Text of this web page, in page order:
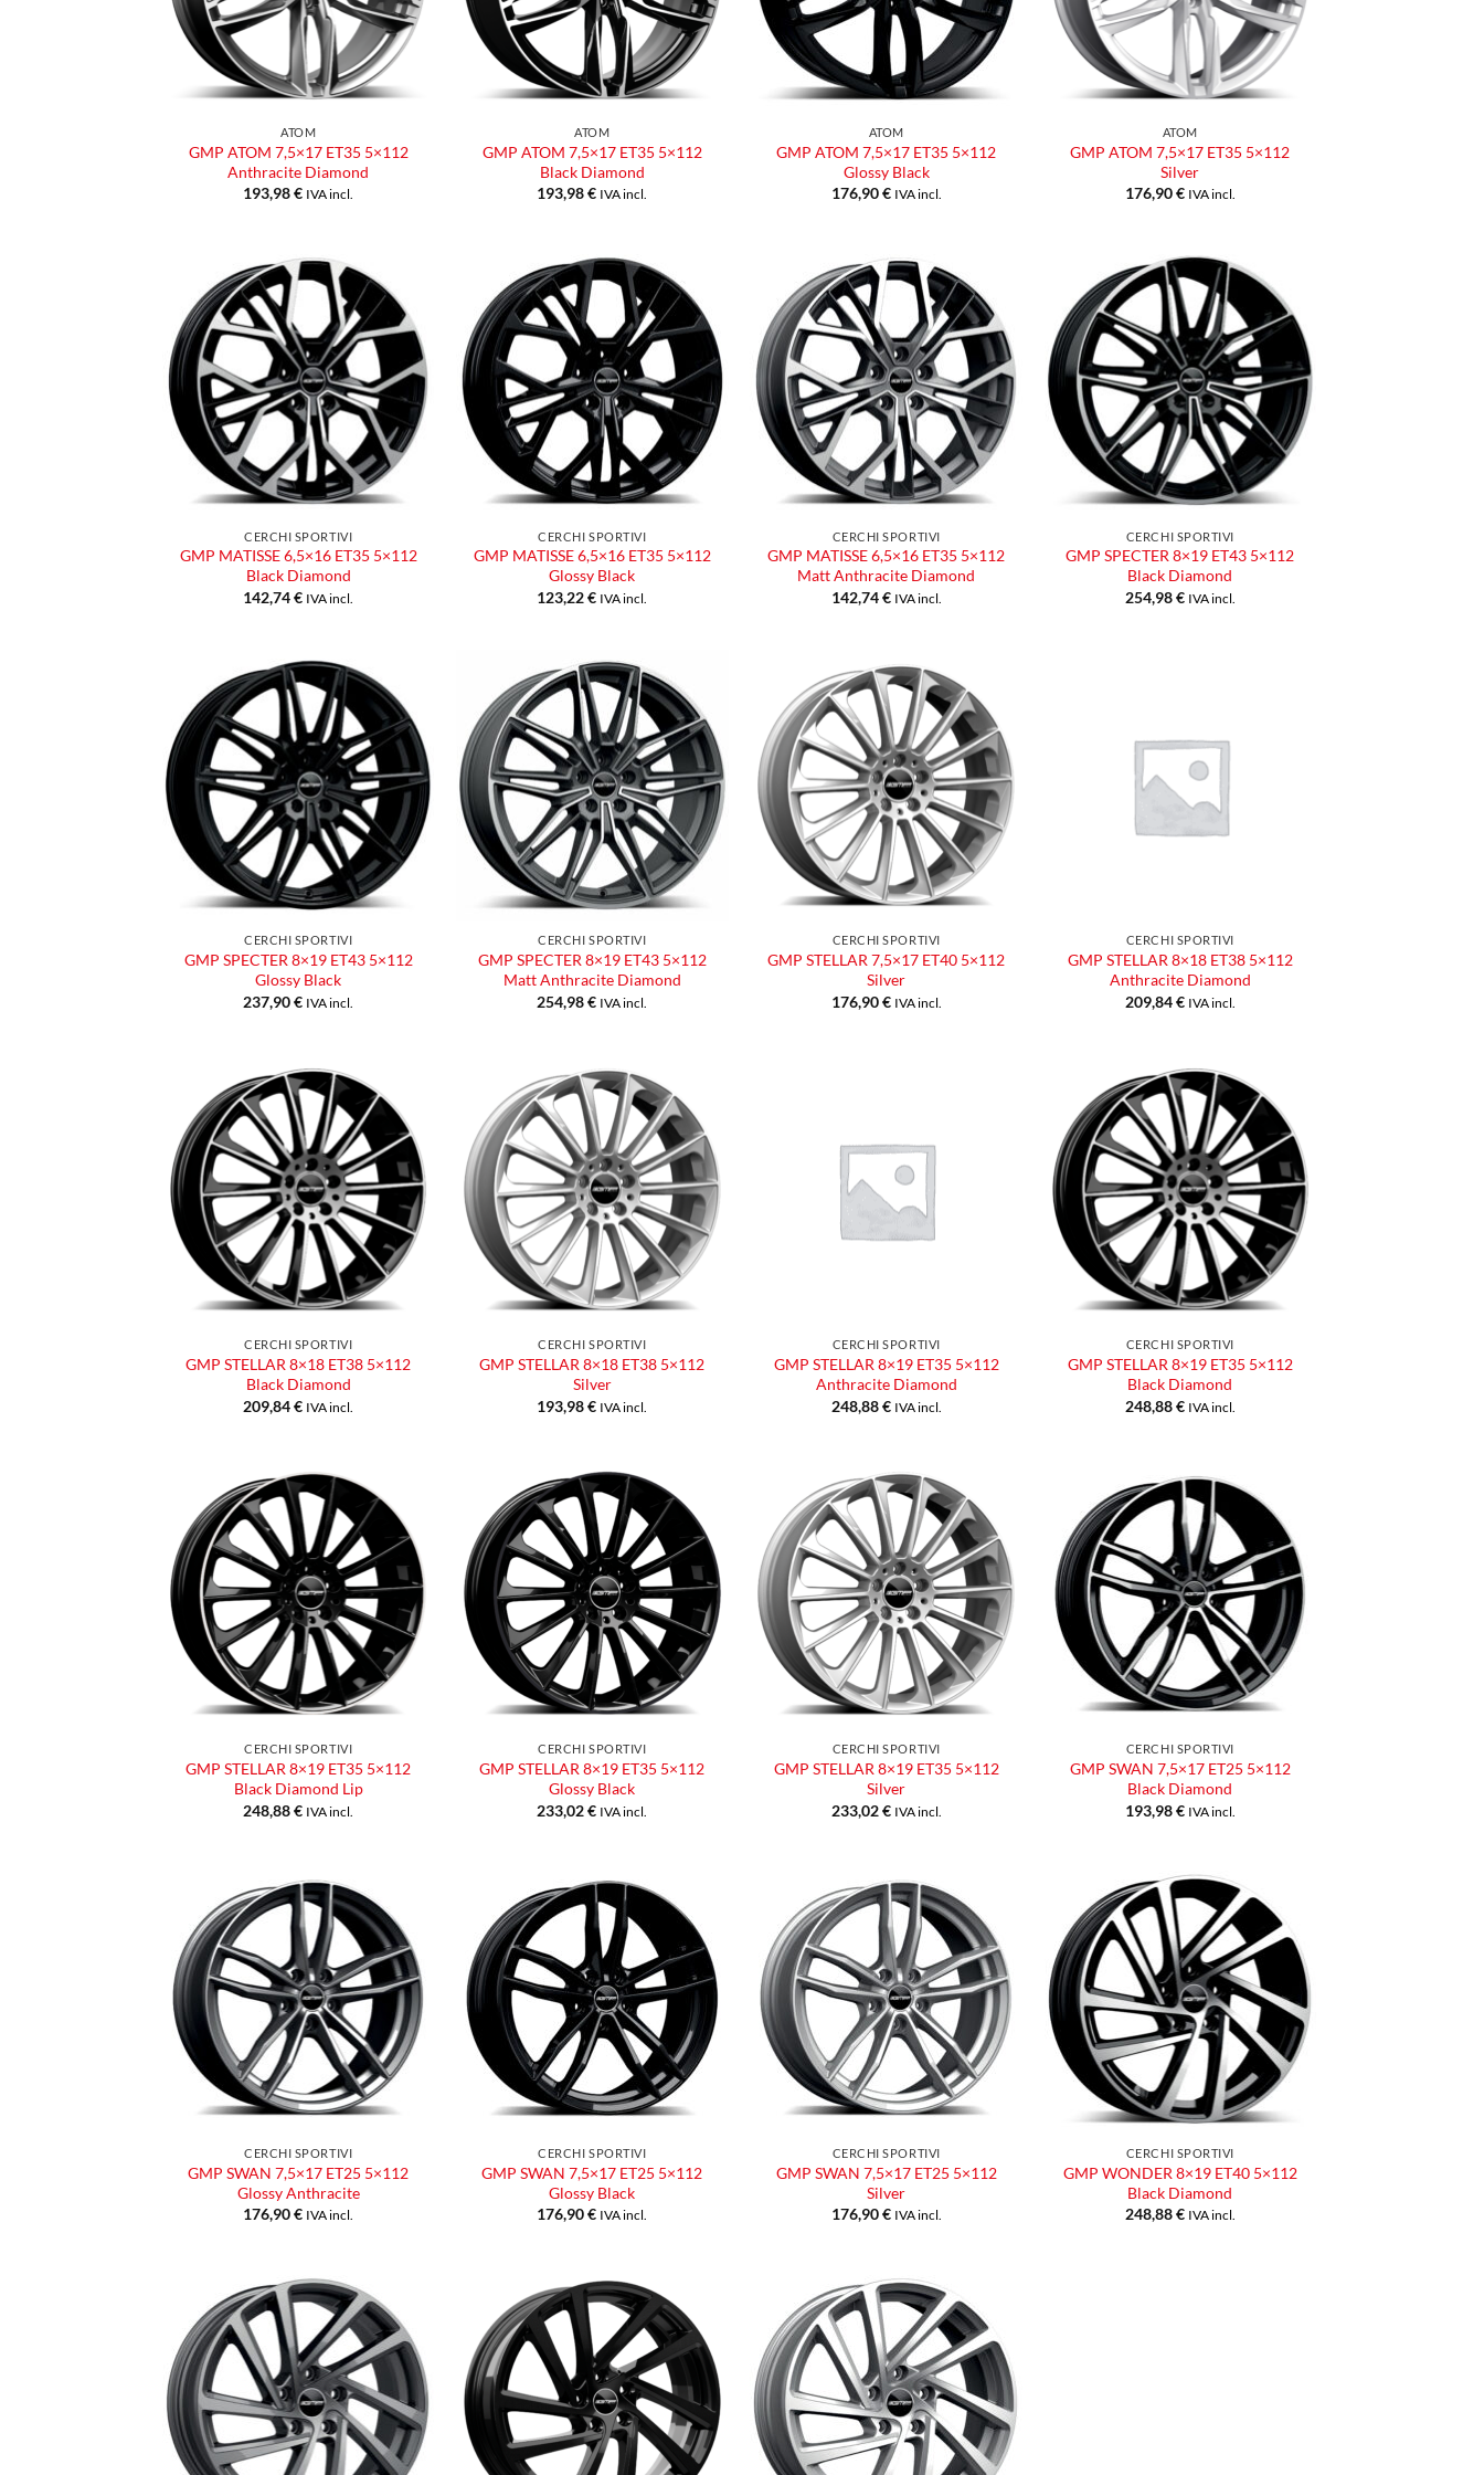
ATOM
GMP ATOM 7,5×17 ET35 5×112
Anthracite Diamond
193,98€ IVA incl.
ATOM
GMP ATOM 7,5×17 ET35 5×112
Black Diamond
193,98€ IVA incl.
ATOM
GMP ATOM 7,5×17 ET35 5×112
Glossy Black
176,90€ IVA incl.
ATOM
GMP ATOM 7,5×17 ET35 5×112
Silver
176,90€ IVA incl.
Aggiungi
alla lista
dei
desideri
CERCHI SPORTIVI
GMP MATISSE 6,5×16 ET35 5×112
Black Diamond
142,74€ IVA incl.
Aggiungi
alla lista
dei
desideri
CERCHI SPORTIVI
GMP MATISSE 6,5×16 ET35 5×112
Glossy Black
123,22€ IVA incl.
Aggiungi
alla lista
dei
desideri
CERCHI SPORTIVI
GMP MATISSE 6,5×16 ET35 5×112
Matt Anthracite Diamond
142,74€ IVA incl.
Aggiungi
alla lista
dei
desideri
CERCHI SPORTIVI
GMP SPECTER 8×19 ET43 5×112
Black Diamond
254,98€ IVA incl.
Aggiungi
alla lista
dei
desideri
CERCHI SPORTIVI
GMP SPECTER 8×19 ET43 5×112
Glossy Black
237,90€ IVA incl.
Aggiungi
alla lista
dei
desideri
CERCHI SPORTIVI
GMP SPECTER 8×19 ET43 5×112
Matt Anthracite Diamond
254,98€ IVA incl.
Aggiungi
alla lista
dei
desideri
CERCHI SPORTIVI
GMP STELLAR 7,5×17 ET40 5×112
Silver
176,90€ IVA incl.
CERCHI SPORTIVI
GMP STELLAR 8×18 ET38 5×112
Anthracite Diamond
209,84€ IVA incl.
Aggiungi
alla lista
dei
desideri
CERCHI SPORTIVI
GMP STELLAR 8×18 ET38 5×112
Black Diamond
209,84€ IVA incl.
Aggiungi
alla lista
dei
desideri
CERCHI SPORTIVI
GMP STELLAR 8×18 ET38 5×112
Silver
193,98€ IVA incl.
CERCHI SPORTIVI
GMP STELLAR 8×19 ET35 5×112
Anthracite Diamond
248,88€ IVA incl.
Aggiungi
alla lista
dei
desideri
CERCHI SPORTIVI
GMP STELLAR 8×19 ET35 5×112
Black Diamond
248,88€ IVA incl.
Aggiungi
alla lista
dei
desideri
CERCHI SPORTIVI
GMP STELLAR 8×19 ET35 5×112
Black Diamond Lip
248,88€ IVA incl.
Aggiungi
alla lista
dei
desideri
CERCHI SPORTIVI
GMP STELLAR 8×19 ET35 5×112
Glossy Black
233,02€ IVA incl.
Aggiungi
alla lista
dei
desideri
CERCHI SPORTIVI
GMP STELLAR 8×19 ET35 5×112
Silver
233,02€ IVA incl.
Aggiungi
alla lista
dei
desideri
CERCHI SPORTIVI
GMP SWAN 7,5×17 ET25 5×112
Black Diamond
193,98€ IVA incl.
Aggiungi
alla lista
dei
desideri
CERCHI SPORTIVI
GMP SWAN 7,5×17 ET25 5×112
Glossy Anthracite
176,90€ IVA incl.
Aggiungi
alla lista
dei
desideri
CERCHI SPORTIVI
GMP SWAN 7,5×17 ET25 5×112
Glossy Black
176,90€ IVA incl.
Aggiungi
alla lista
dei
desideri
CERCHI SPORTIVI
GMP SWAN 7,5×17 ET25 5×112
Silver
176,90€ IVA incl.
Aggiungi
alla lista
desideri
CERCHI SPORTIVI
GMP WONDER 8×19 ET40 5×112
Black Diamond
248,88€ IVA incl.
Aggiungi
alla lista
dei
desideri
Aggiungi
alla lista
dei
desideri
Aggiungi
alla lista
dei
desideri